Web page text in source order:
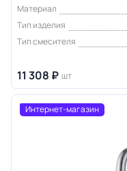
Материал
Тип изделия
Тип смесителя
11 308 ₽ шт
Интернет-магазин